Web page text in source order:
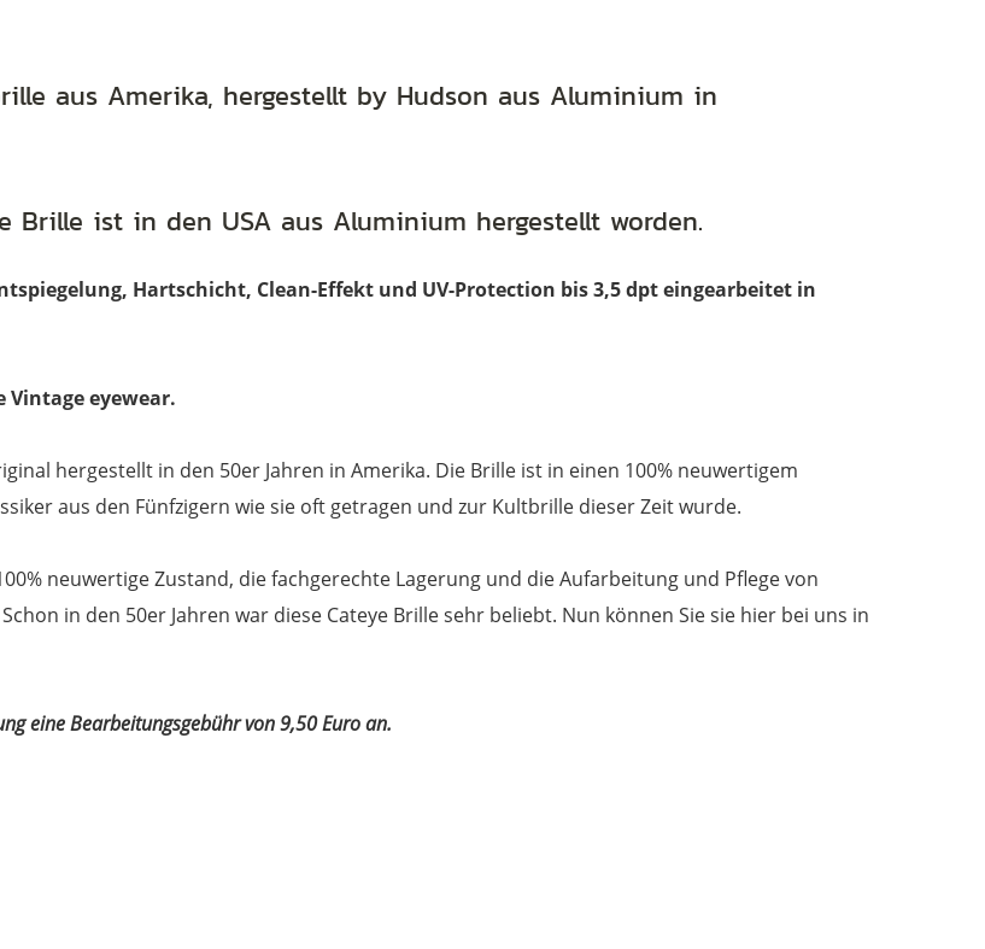
den
aus Amerika, hergestellt by Hudson aus Aluminium in
Brille ist in den USA aus Aluminium hergestellt worden.
Hartschicht, Clean-Effekt und UV-Protection bis 3,5 dpt eingearbeitet in
Vintage eyewear.
hergestellt in den 50er Jahren in Amerika. Die Brille ist in einen 100% neuwertigem
aus den Fünfzigern wie sie oft getragen und zur Kultbrille dieser Zeit wurde.
neuwertige Zustand, die fachgerechte Lagerung und die Aufarbeitung und Pflege von
in den 50er Jahren war diese Cateye Brille sehr beliebt. Nun können Sie sie hier bei uns in
eine Bearbeitungsgebühr von 9,50 Euro an.